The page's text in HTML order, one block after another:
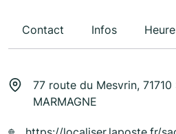
Contact Infos
77 route du Mesvrin, 71710
MARMAGNE